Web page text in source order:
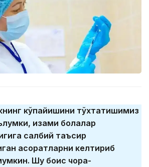
кўпайишини тўхтатишимиз
қизамиқ болалар
салбий таъсир
асоратларни келтириб
Шу боис чора-